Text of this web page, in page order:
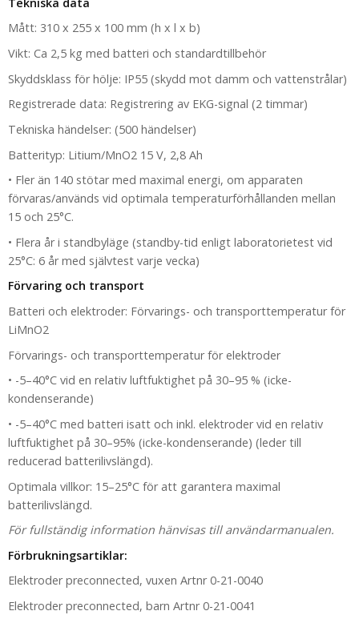
Mått: 310 x 255 x 100 mm (h x l x b)
Vikt: Ca 2,5 kg med batteri och standardtillbehör
Skyddsklass för hölje: IP55 (skydd mot damm och vattenstrålar)
Registrerade data: Registrering av EKG-signal (2 timmar)
Tekniska händelser: (500 händelser)
Batterityp: Litium/MnO2 15 V, 2,8 Ah
• Fler än 140 stötar med maximal energi, om apparaten
förvaras/används vid optimala temperaturförhållanden mellan
15 och 25°C.
• Flera år i standbyläge (standby-tid enligt laboratorietest vid
25°C: 6 år med självtest varje vecka)
Förvaring och transport
Batteri och elektroder: Förvarings- och transporttemperatur för
LiMnO2
Förvarings- och transporttemperatur för elektroder
• -5–40°C vid en relativ luftfuktighet på 30–95 % (icke-
kondenserande)
• -5–40°C med batteri isatt och inkl. elektroder vid en relativ
luftfuktighet på 30–95% (icke-kondenserande) (leder till
reducerad batterilivslängd).
Optimala villkor: 15–25°C för att garantera maximal
batterilivslängd.
För fullständig information hänvisas till användarmanualen.
Förbrukningsartiklar:
Elektroder preconnected, vuxen Artnr 0-21-0040
Elektroder preconnected, barn Artnr 0-21-0041